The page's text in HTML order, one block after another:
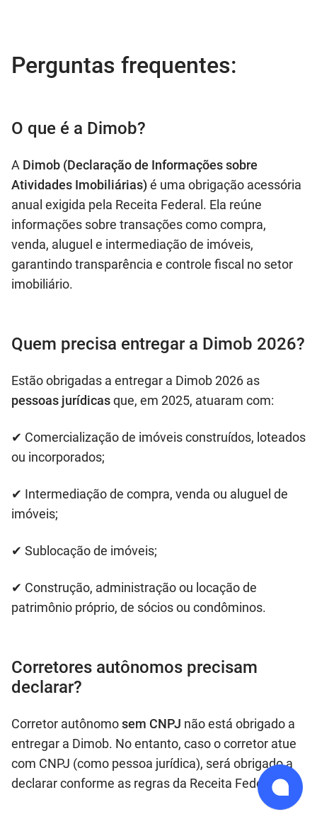
Perguntas frequentes:
O que é a Dimob?
A Dimob (Declaração de Informações sobre
Atividades Imobiliárias)é uma obrigação acessória
anual exigida pela Receita Federal. Ela reúne
informações sobre transações como compra,
venda, aluguel e intermediação de imóveis,
garantindo transparência e controle fiscal no setor
imobiliário.
Quem precisa entregar a Dimob 2026?
Estão obrigadas a entregar a Dimob 2026 as
pessoas jurídicasque, em 2025, atuaram com:
✔ Comercialização de imóveis construídos, loteados
ou incorporados;
✔ Intermediação de compra, venda ou aluguel de
imóveis;
✔ Sublocação de imóveis;
✔ Construção, administração ou locação de
patrimônio próprio, de sócios ou condôminos.
Corretores autônomos precisam
declarar?
Corretor autônomosem CNPJ não está obrigado a
entregar a Dimob. No entanto, caso o corretor atue
com CNPJ (como pessoa jurídica), será obrigado a
declarar conforme as regras da Receita Federal.